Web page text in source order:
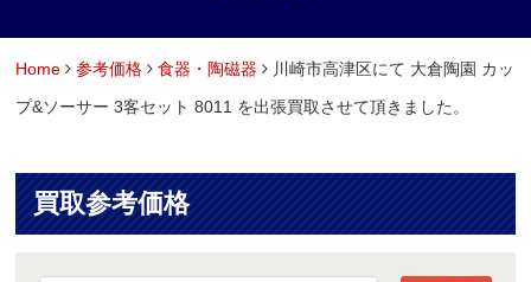
Home 参考価格 食器・陶磁器
川崎市高津区にて 大倉陶園 カッ
プ&ソーサー 3客セット 8011 を出張買取させて頂きました。
買取参考価格